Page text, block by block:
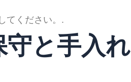
てください。.
と手入れ